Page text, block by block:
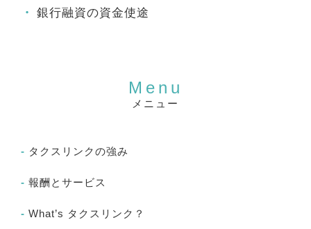
銀行融資の資金使途
メニュー
タクスリンクの強み
報酬とサービス
What’s タクスリンク？